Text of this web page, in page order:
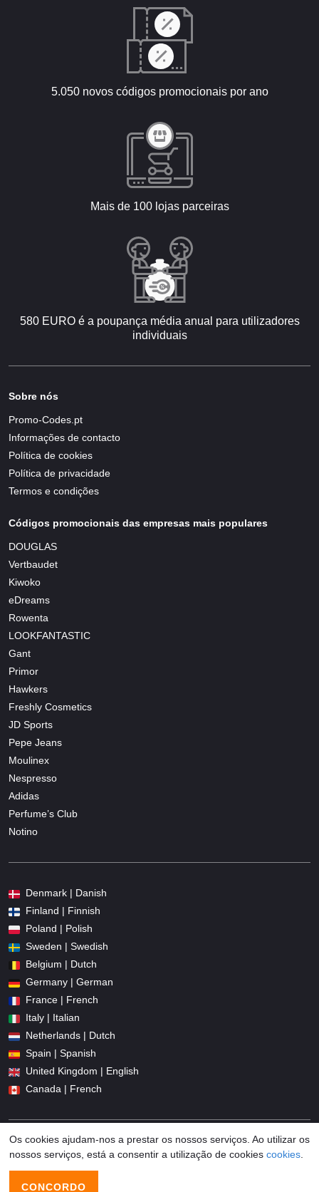
5.050 novos códigos promocionais por ano
Mais de 100 lojas parceiras
580 EURO é a poupança média anual para utilizadores
individuais
Sobre nós
Promo-Codes.pt
Informações de contacto
Política de cookies
Política de privacidade
Termos e condições
Códigos promocionais das empresas mais populares
DOUGLAS
Vertbaudet
Kiwoko
eDreams
Rowenta
LOOKFANTASTIC
Gant
Primor
Hawkers
Freshly Cosmetics
JD Sports
Pepe Jeans
Moulinex
Nespresso
Adidas
Perfume’s Club
Notino
Denmark | Danish
Finland | Finnish
Poland | Polish
Sweden | Swedish
Belgium | Dutch
Germany | German
France | French
Italy | Italian
Netherlands | Dutch
Spain | Spanish
United Kingdom | English
Canada | French
© 2026 Promo-codes.pt All Rights Reserved
Os cookies ajudam-nos a prestar os nossos serviços. Ao utilizar os
nossos serviços, está a consentir a utilização de cookies cookies
CONCORDO